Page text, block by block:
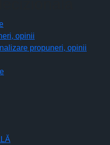
opinii
propuneri, opinii